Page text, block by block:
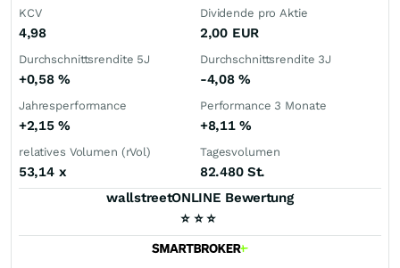
KCV
4,98
Dividende pro Aktie
2,00 EUR
Durchschnittsrendite 5J
+0,58%
Durchschnittsrendite 3J
-4,08%
Jahresperformance
+2,15%
Performance 3 Monate
+8,11%
relatives Volumen (rVol)
53,14 x
Tagesvolumen
82.480 St.
wallstreetONLINE Bewertung
⭐ ⭐ ⭐